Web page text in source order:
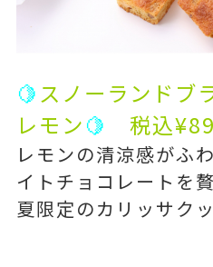
🍋スノーランドブ
レモン🍋 税込
レモンの清涼感がふ
イトチョコレートを
夏限定のカリッサク